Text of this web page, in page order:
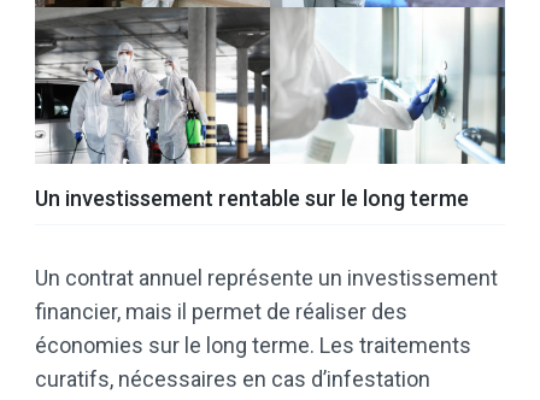
Un investissement rentable sur le long terme
Un contrat annuel représente un investissement
financier, mais il permet de réaliser des
économies sur le long terme. Les traitements
curatifs, nécessaires en cas d’infestation